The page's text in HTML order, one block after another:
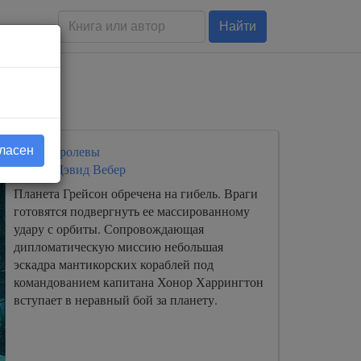
Найти
Честь королевы
Автор:
Дэвид Вебер
Планета Грейсон обречена на гибель. Враги
готовятся подвергнуть ее массированному
удару с орбиты. Сопровождающая
дипломатическую миссию небольшая
эскадра мантикорских кораблей под
командованием капитана Хонор Харрингтон
вступает в неравный бой за планету.